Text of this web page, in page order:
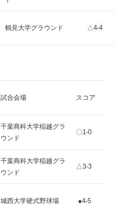
鶴見大学グラウンド △4-4
試合会場 スコア
千葉商科大学稲越グラ
ウンド
〇1-0
千葉商科大学稲越グラ
ウンド
△3-3
城西大学硬式野球場 ●4-5